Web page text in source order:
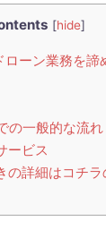
[hide]
ローン業務を諦
の一般的な流れ
ービス
の詳細はコチラ